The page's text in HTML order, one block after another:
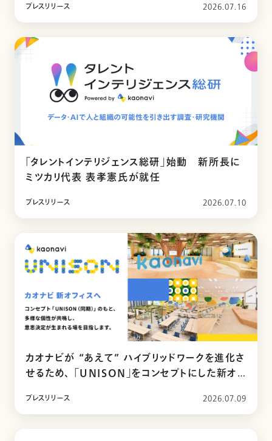
プレスリリース 2026.07.16
「タレントインテリジェンス総研」始動 新所長に
ミツカリ代表 表孝憲氏が就任
プレスリリース 2026.07.10
カオナビが “あえて” ハイブリッドワークを進化さ
せるため、 「UNISON」をコンセプトにした新オフ
プレスリリース 2026.07.09